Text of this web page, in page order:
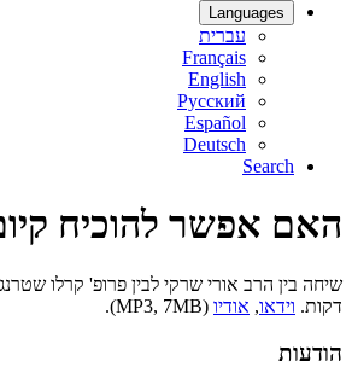
Languages
עברית
Français
English
Русский
Español
Deutsch
Search
האם אפשר להוכיח
דקות. וידאו, אודיו (MP3, 7MB).
הודעות